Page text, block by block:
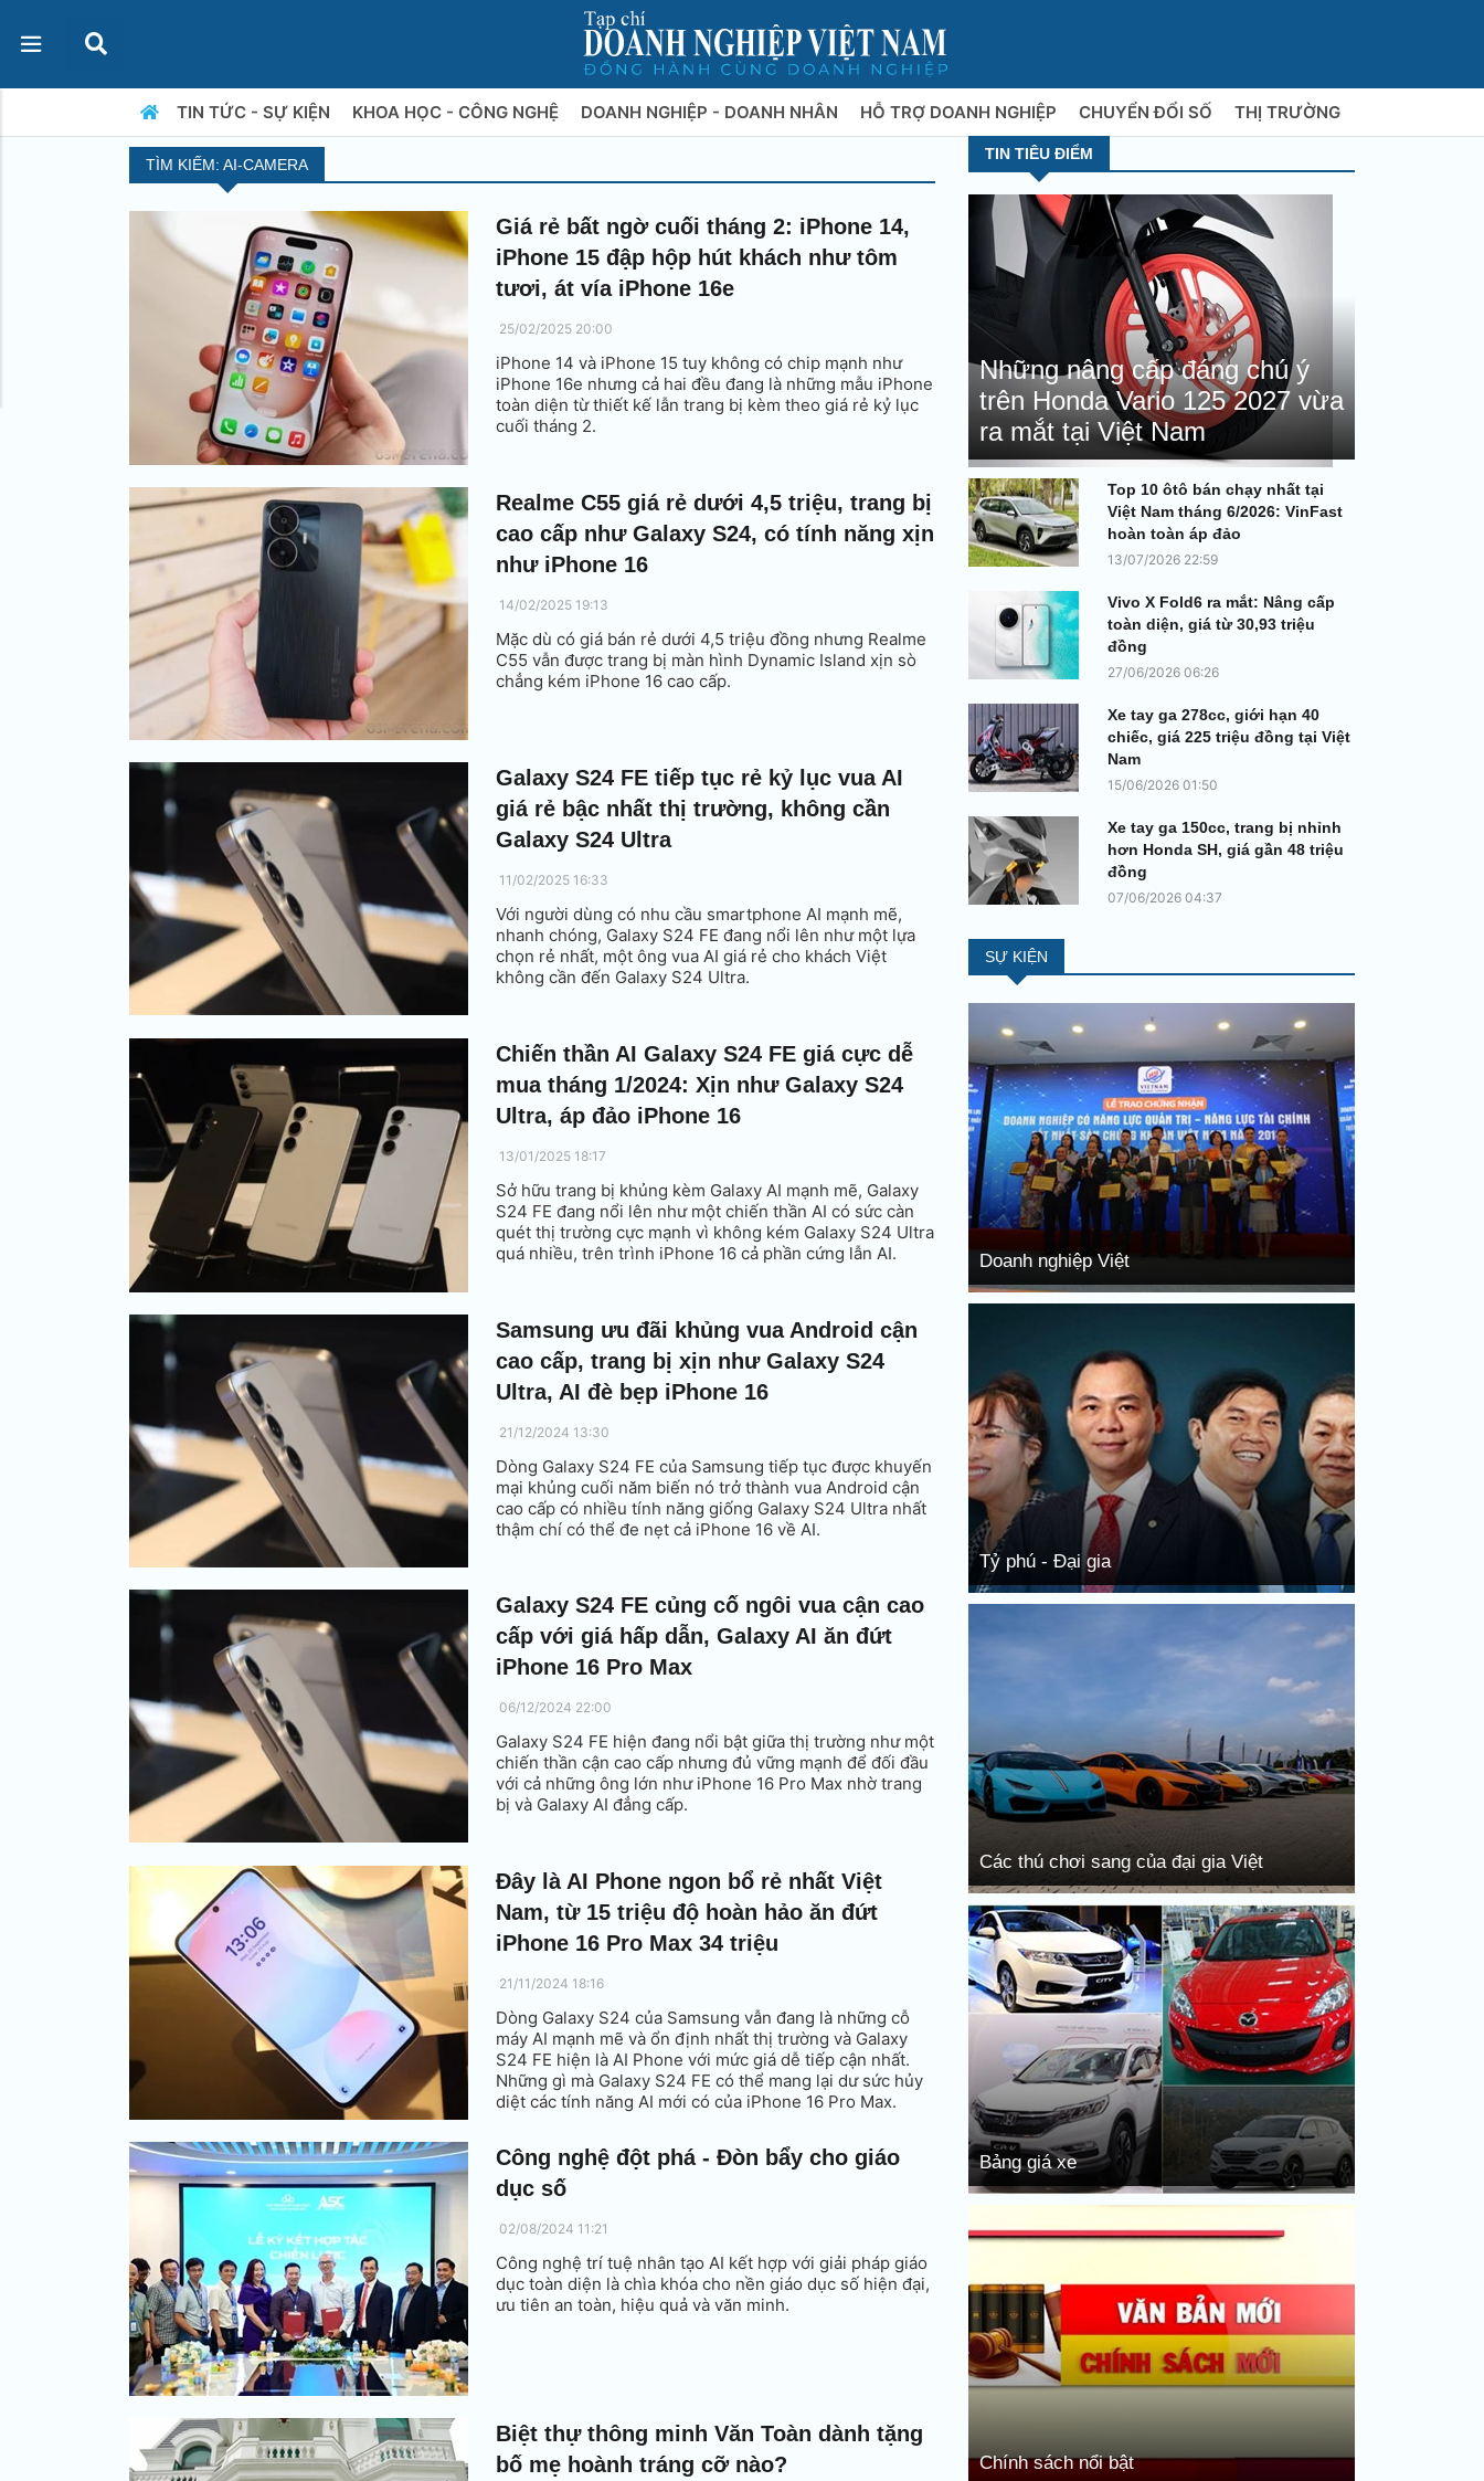
TIN TỨC - SỰ KIỆN KHOA HỌC - CÔNG NGHỆ DOANH NGHIỆP - DOANH NHÂN HỖ TRỢ DOANH NGHIỆP CHUYỂN ĐỔI SỐ THỊ TRƯỜNG
TÌM KIẾM: AI-CAMERA
Giá rẻ bất ngờ cuối tháng 2: iPhone 14,
iPhone 15 đập hộp hút khách như tôm
tươi, át vía iPhone 16e
25/02/2025 20:00
iPhone 14 và iPhone 15 tuy không có chip mạnh như
iPhone 16e nhưng cả hai đều đang là những mẫu iPhone
toàn diện từ thiết kế lẫn trang bị kèm theo giá rẻ kỷ lục
cuối tháng 2.
Realme C55 giá rẻ dưới 4,5 triệu, trang bị
cao cấp như Galaxy S24, có tính năng xịn
như iPhone 16
14/02/2025 19:13
Mặc dù có giá bán rẻ dưới 4,5 triệu đồng nhưng Realme
C55 vẫn được trang bị màn hình Dynamic Island xịn sò
chẳng kém iPhone 16 cao cấp.
Galaxy S24 FE tiếp tục rẻ kỷ lục vua AI
giá rẻ bậc nhất thị trường, không cần
Galaxy S24 Ultra
11/02/2025 16:33
Với người dùng có nhu cầu smartphone AI mạnh mẽ,
nhanh chóng, Galaxy S24 FE đang nổi lên như một lựa
chọn rẻ nhất, một ông vua AI giá rẻ cho khách Việt
không cần đến Galaxy S24 Ultra.
Chiến thần AI Galaxy S24 FE giá cực dễ
mua tháng 1/2024: Xịn như Galaxy S24
Ultra, áp đảo iPhone 16
13/01/2025 18:17
Sở hữu trang bị khủng kèm Galaxy AI mạnh mẽ, Galaxy
S24 FE đang nổi lên như một chiến thần AI có sức càn
quét thị trường cực mạnh vì không kém Galaxy S24 Ultra
quá nhiều, trên trình iPhone 16 cả phần cứng lẫn AI.
Samsung ưu đãi khủng vua Android cận
cao cấp, trang bị xịn như Galaxy S24
Ultra, AI đè bẹp iPhone 16
21/12/2024 13:30
Dòng Galaxy S24 FE của Samsung tiếp tục được khuyến
mại khủng cuối năm biến nó trở thành vua Android cận
cao cấp có nhiều tính năng giống Galaxy S24 Ultra nhất
thậm chí có thể đe nẹt cả iPhone 16 về AI.
Galaxy S24 FE củng cố ngôi vua cận cao
cấp với giá hấp dẫn, Galaxy AI ăn đứt
iPhone 16 Pro Max
06/12/2024 22:00
Galaxy S24 FE hiện đang nổi bật giữa thị trường như một
chiến thần cận cao cấp nhưng đủ vững mạnh để đối đầu
với cả những ông lớn như iPhone 16 Pro Max nhờ trang
bị và Galaxy AI đẳng cấp.
Đây là AI Phone ngon bổ rẻ nhất Việt
Nam, từ 15 triệu độ hoàn hảo ăn đứt
iPhone 16 Pro Max 34 triệu
21/11/2024 18:16
Dòng Galaxy S24 của Samsung vẫn đang là những cỗ
máy AI mạnh mẽ và ổn định nhất thị trường và Galaxy
S24 FE hiện là AI Phone với mức giá dễ tiếp cận nhất.
Những gì mà Galaxy S24 FE có thể mang lại dư sức hủy
diệt các tính năng AI mới có của iPhone 16 Pro Max.
Công nghệ đột phá - Đòn bẩy cho giáo
dục số
02/08/2024 11:21
Công nghệ trí tuệ nhân tạo AI kết hợp với giải pháp giáo
dục toàn diện là chìa khóa cho nền giáo dục số hiện đại,
ưu tiên an toàn, hiệu quả và văn minh.
Biệt thự thông minh Văn Toàn dành tặng
bố mẹ hoành tráng cỡ nào?
TIN TIÊU ĐIỂM
Những nâng cấp đáng chú ý
trên Honda Vario 125 2027 vừa
ra mắt tại Việt Nam
Top 10 ôtô bán chạy nhất tại
Việt Nam tháng 6/2026: VinFast
hoàn toàn áp đảo
13/07/2026 22:59
Vivo X Fold6 ra mắt: Nâng cấp
toàn diện, giá từ 30,93 triệu
đồng
27/06/2026 06:26
Xe tay ga 278cc, giới hạn 40
chiếc, giá 225 triệu đồng tại Việt
Nam
15/06/2026 01:50
Xe tay ga 150cc, trang bị nhỉnh
hơn Honda SH, giá gần 48 triệu
đồng
07/06/2026 04:37
SỰ KIỆN
Doanh nghiệp Việt
Tỷ phú - Đại gia
Các thú chơi sang của đại gia Việt
Bảng giá xe
Chính sách nổi bật